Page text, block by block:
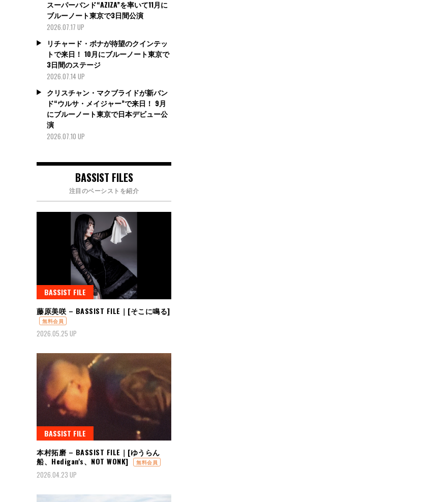
スーパーバンド“AZIZA”を率いて11月に
ブルーノート東京で3日間公演
2026.07.17 UP
リチャード・ボナが待望のクインテッ
トで来日！ 10月にブルーノート東京で
3日間のステージ
2026.07.14 UP
クリスチャン・マクブライドが新バン
ド“ウルサ・メイジャー”で来日！ 9月
にブルーノート東京で日本デビュー公
演
2026.07.10 UP
BASSIST FILES
注目のベーシストを紹介
BASSIST FILE
藤原美咲 – BASSIST FILE｜[そこに鳴る]
無料会員
2026.05.25 UP
BASSIST FILE
本村拓磨 – BASSIST FILE｜[ゆうらん
船、Hedigan's、NOT WONK]
無料会員
2026.04.23 UP